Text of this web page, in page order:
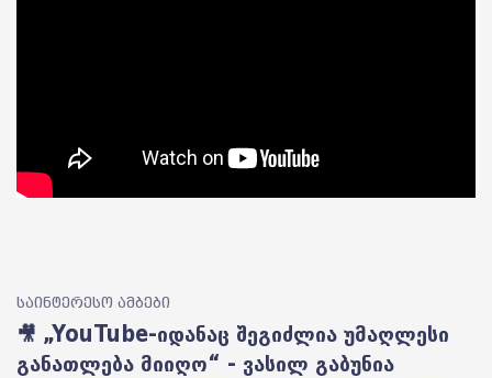
საინტერესო ამბები
🎥 „YouTube-იდანაც შეგიძლია უმაღლესი
განათლება მიიღო“ - ვასილ გაბუნია